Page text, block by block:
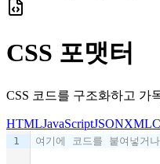
빠르게 도구 검색
CSS 포맷터
CSS 코드를 구조화하고 가
HTMLJavaScriptJSONXML
1 여기에 코드를 붙여넣거